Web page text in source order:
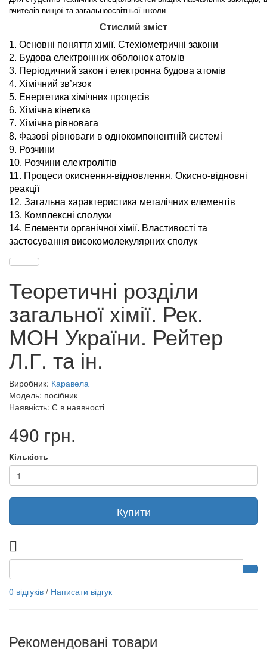
вчителів вищої та загальноосвітньої школи.
Стислий зміст
1. Основні поняття хімії. Стехіометричні закони
2. Будова електронних оболонок атомів
3. Періодичний закон і електронна будова атомів
4. Хімічний зв’язок
5. Енергетика хімічних процесів
6. Хімічна кінетика
7. Хімічна рівновага
8. Фазові рівноваги в однокомпонентній системі
9. Розчини
10. Розчини електролітів
11. Процеси окиснення-відновлення. Окисно-відновні
реакції
12. Загальна характеристика металічних елементів
13. Комплексні сполуки
14. Елементи органічної хімії. Властивості та
застосування високомолекулярних сполук
Теоретичні розділи
загальної хімії. Рек.
МОН України. Рейтер
Л.Г. та ін.
Виробник: Каравела
Модель: посібник
Наявність: Є в наявності
490 грн.
Кількість
Купити
0 відгуків / Написати відгук
Рекомендовані товари